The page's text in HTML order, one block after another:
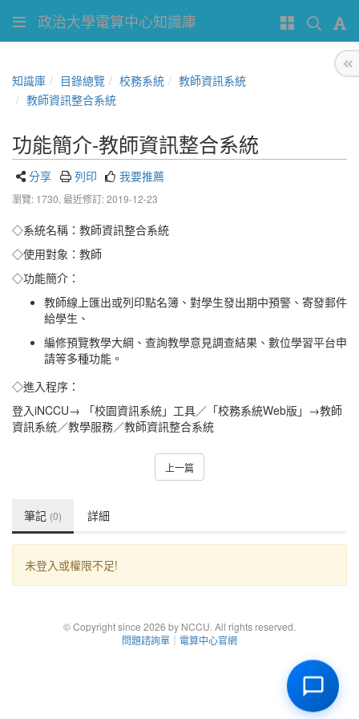
政治大學電算中心知識庫
知識庫 目錄總覽 校務系統
教師資訊系統
教師資訊整合系統
功能簡介-教師資訊整合系統
分享 列印 我要推薦
瀏覽: 1730, 最近修訂: 2019-12-23
◇系統名稱：教師資訊整合系統
◇使用對象：教師
◇功能簡介：
教師線上匯出或列印點名簿、對學生發出期中預警、寄發郵件
給學生、
編修預覽教學大綱、查詢教學意見調查結果、數位學習平台申
請等多種功能。
◇進入程序：
登入iNCCU→ 「校園資訊系統」工具／「校務系統Web版」→教師
資訊系統／教學服務／教師資訊整合系統
上一篇
筆記 (0) 詳細
未登入或權限不足!
© Copyright since 2026 by NCCU. All rights reserved.
問題諮詢單 ｜ 電算中心官網